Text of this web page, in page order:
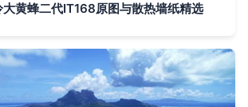
黄蜂二代IT168原图与散热墙纸精选